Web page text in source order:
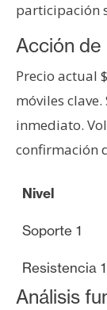
e
c
u
r
s
o
n
a
c
participación
Acción de
Precio actual
móviles
inmediato.
confirmación
Nivel
Soporte 1
Resistencia 1
Análisis